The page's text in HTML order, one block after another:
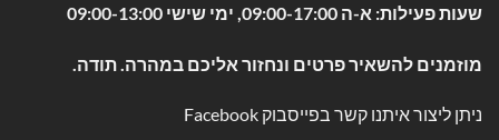
שעות פעילות: א-ה 09:00-17:00, ימי שישי 09:00-13:00
מוזמנים להשאיר פרטים ונחזור אליכם במהרה. תודה.
ניתן ליצור איתנו קשר בפייסבוק Facebook